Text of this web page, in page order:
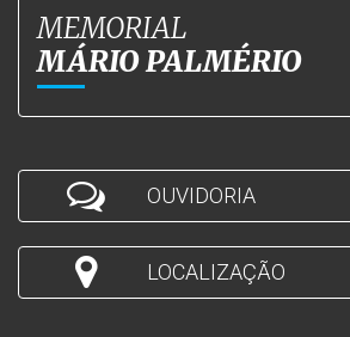
MEMORIAL
MÁRIO PALMÉRIO
OUVIDORIA
LOCALIZAÇÃO